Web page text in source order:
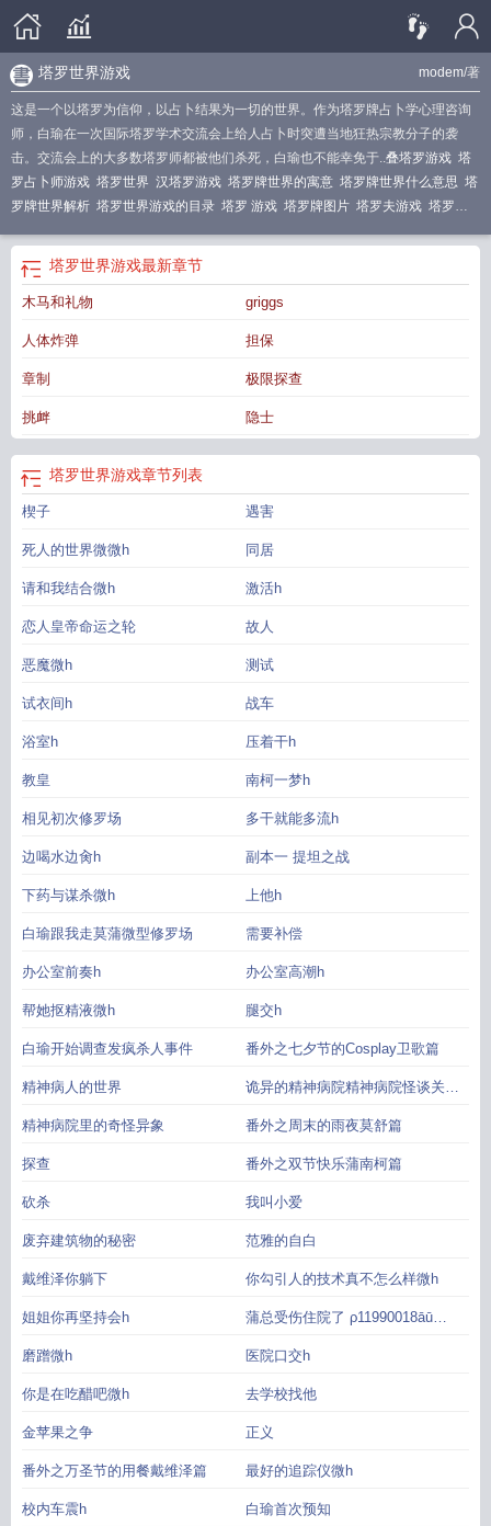
modem/著
塔罗世界游戏
这是一个以塔罗为信仰，以占卜结果为一切的世界。作为塔罗牌占卜学心理咨询
师，白瑜在一次国际塔罗学术交流会上给人占卜时突遭当地狂热宗教分子的袭
击。交流会上的大多数塔罗师都被他们杀死，白瑜也不能幸免于..叠塔罗游戏 塔
罗占卜师游戏 塔罗世界 汉塔罗游戏 塔罗牌世界的寓意 塔罗牌世界什么意思 塔
罗牌世界解析 塔罗世界游戏的目录 塔罗 游戏 塔罗牌图片 塔罗夫游戏 塔罗世
罗牌中的世界
塔罗世界怎么样 塔罗世界的玩法
罗世界系列
世界游戏modem
塔罗牌世界的解释
详解 塔罗世界的意思 塔罗塔罗牌世界怎么解读
牌塔罗世界游戏有哪些 塔罗世界游戏by
世界的含义
塔罗世界牌
塔罗世界游戏最新章节
木马和礼物 griggs
人体炸弹 担保
章制 极限探查
挑衅 隐士
塔罗世界游戏章节列表
楔子 遇害
死人的世界微微h 同居
请和我结合微h 激活h
恋人皇帝命运之轮 故人
恶魔微h 测试
试衣间h 战车
浴室h 压着干h
教皇 南柯一梦h
相见初次修罗场 多干就能多流h
边喝水边肏h 副本一 提坦之战
下药与谋杀微h 上他h
白瑜跟我走莫蒲微型修罗场 需要补偿
办公室前奏h 办公室高潮h
帮她抠精液微h 腿交h
白瑜开始调查发疯杀人事件 番外之七夕节的Cosplay卫歌篇
精神病人的世界 诡异的精神病院精神病院怪谈关卡
章
精神病院里的奇怪异象 番外之周末的雨夜莫舒篇
探查 番外之双节快乐蒲南柯篇
砍杀 我叫小爱
废弃建筑物的秘密 范雅的自白
戴维泽你躺下 你勾引人的技术真不怎么样微h
姐姐你再坚持会h 蒲总受伤住院了 ρ11990018āū
119992119900120002
磨蹭微h 医院口交h
你是在吃醋吧微h 去学校找他
金苹果之争 正义
番外之万圣节的用餐戴维泽篇 最好的追踪仪微h
校内车震h 白瑜首次预知